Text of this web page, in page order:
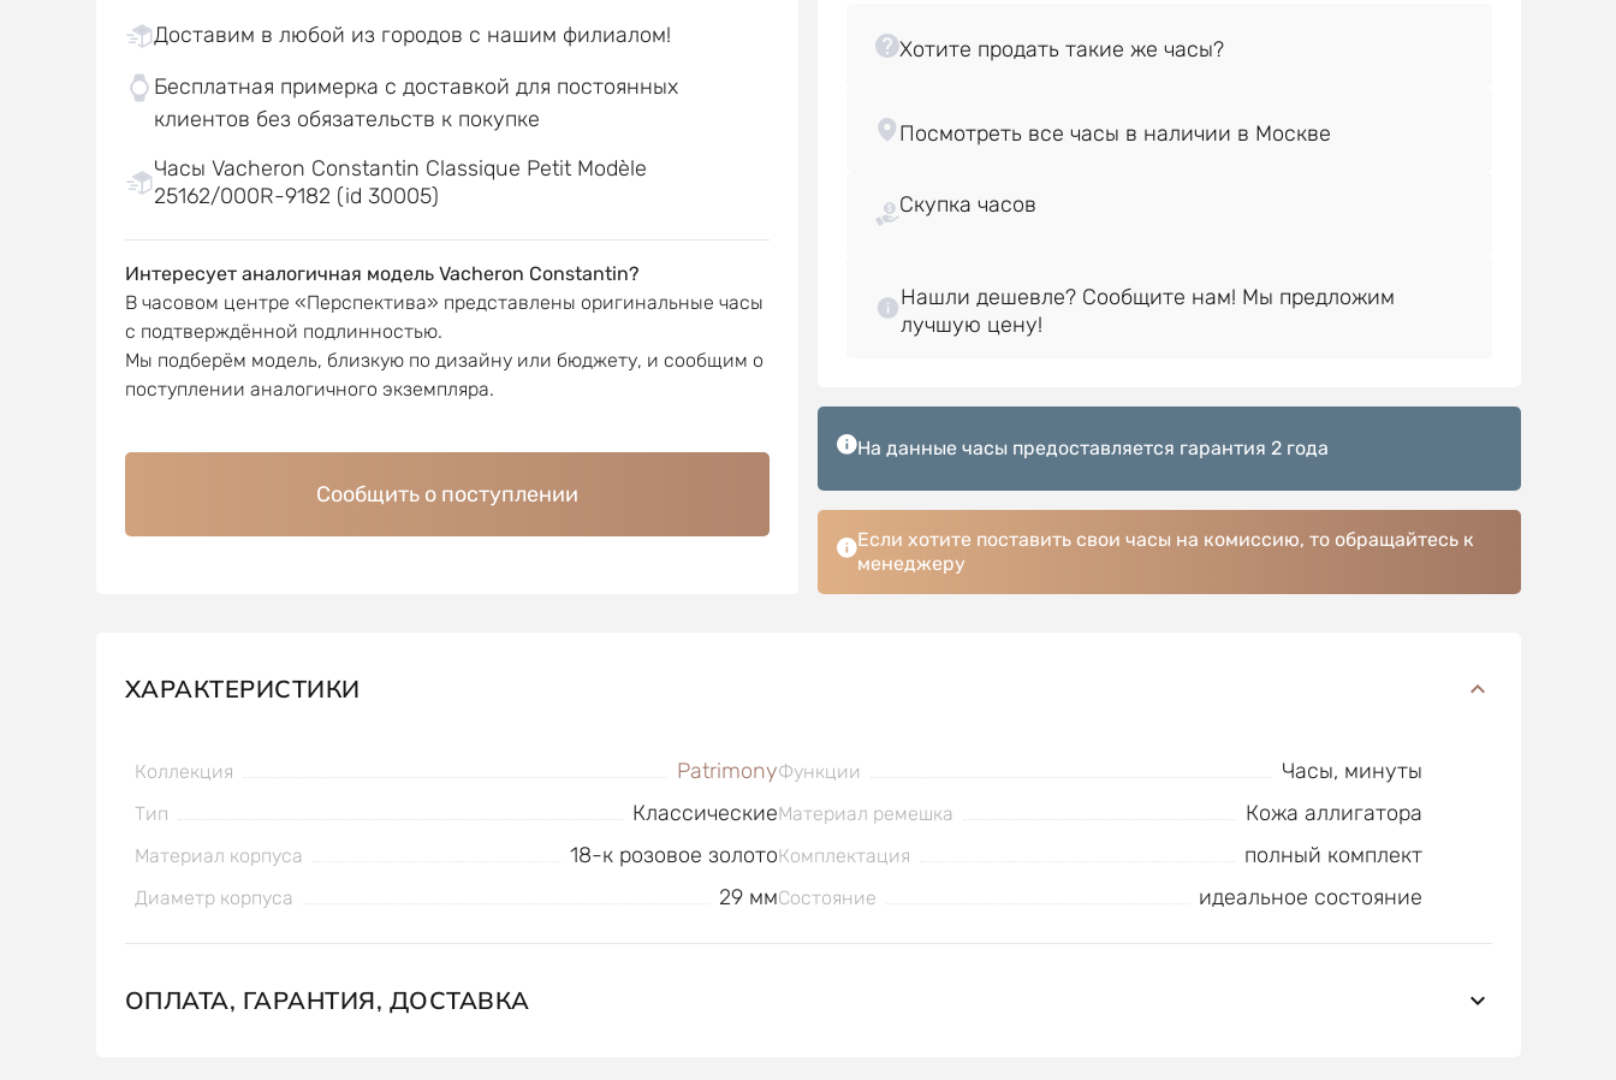
Доставим в любой из городов с нашим филиалом!
Бесплатная примерка с доставкой для постоянных
клиентов без обязательств к покупке
Часы Vacheron Constantin Classique Petit Modèle
25162/000R-9182 (id 30005)
Интересует аналогичная модель Vacheron Constantin?
В часовом центре «Перспектива» представлены оригинальные часы
с подтверждённой подлинностью.
Мы подберём модель, близкую по дизайну или бюджету, и сообщим о
поступлении аналогичного экземпляра.
Сообщить о поступлении
Скупка часов
Нашли дешевле? Сообщите нам! Мы предложим
На данные часы предоставляется гарантия 2 года
Если хотите поставить свои часы на комиссию, то обращайтесь к
менеджеру
ХАРАКТЕРИСТИКИ
Коллекция Patrimony
Тип Классические
Материал корпуса 18-к розовое золото
Диаметр корпуса 29 мм
Функции Часы, минуты
Материал ремешка Кожа аллигатора
Комплектация полный комплект
Состояние идеальное состояние
ОПЛАТА, ГАРАНТИЯ, ДОСТАВКА